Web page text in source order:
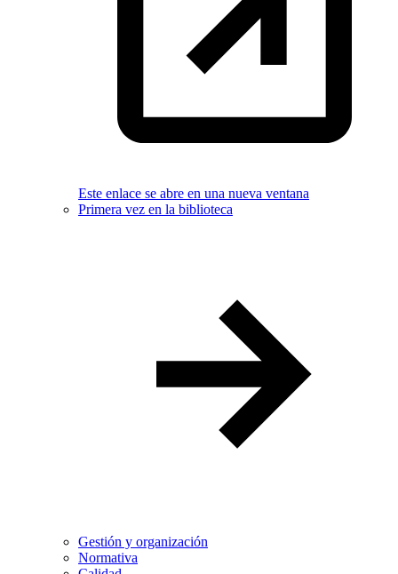
Este enlace se abre en una nueva ventana
Primera vez en la biblioteca
Gestión y organización
Normativa